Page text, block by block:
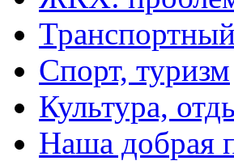
Спорт, туризм
Культура,
Наша добрая